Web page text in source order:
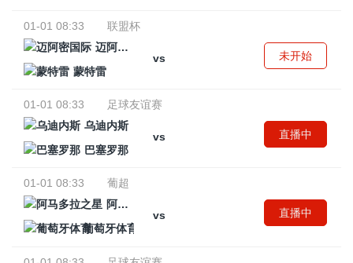
01-01 08:33
联盟杯
迈阿密国际
vs
蒙特雷
未开始
01-01 08:33
足球友谊赛
乌迪内斯
vs
巴塞罗那
直播中
01-01 08:33
葡超
阿马多拉之星
vs
葡萄牙体育
直播中